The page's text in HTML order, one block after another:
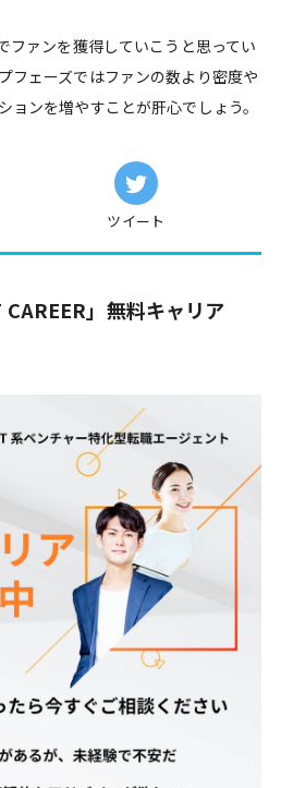
ファンを獲得していこうと思ってい
フェーズではファンの数より密度や
ョンを増やすことが肝心でしょう。
ツイート
CAREER」無料キャリア